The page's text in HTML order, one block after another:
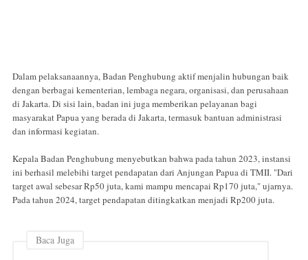
Dalam pelaksanaannya, Badan Penghubung aktif menjalin hubungan baik
dengan berbagai kementerian, lembaga negara, organisasi, dan perusahaan
di Jakarta. Di sisi lain, badan ini juga memberikan pelayanan bagi
masyarakat Papua yang berada di Jakarta, termasuk bantuan administrasi
dan informasi kegiatan.
Kepala Badan Penghubung menyebutkan bahwa pada tahun 2023, instansi
ini berhasil melebihi target pendapatan dari Anjungan Papua di TMII. "Dari
target awal sebesar Rp50 juta, kami mampu mencapai Rp170 juta," ujarnya.
Pada tahun 2024, target pendapatan ditingkatkan menjadi Rp200 juta.
Baca Juga